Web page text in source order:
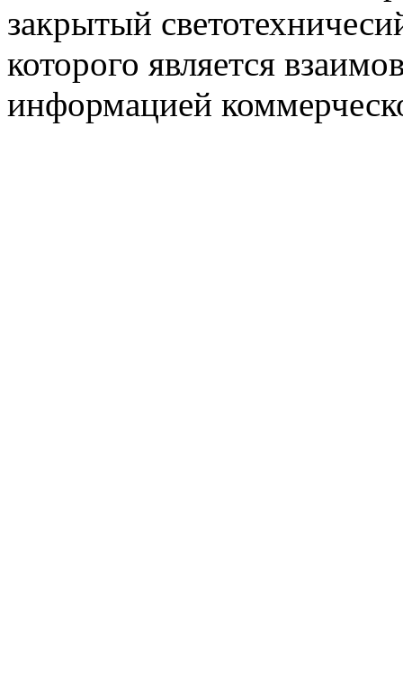
закрытый
которого является
информацией